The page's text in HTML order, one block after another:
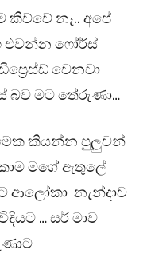
කිව්වේ නෑ.. අපේ
එවන්න ෆෝර්ස්
වෙනවා
බව මට තේරුණා…
කියන්න පුලුවන්
මගේ ඇතුලේ
ආලෝකා නැන්දාව
… සර් මාව